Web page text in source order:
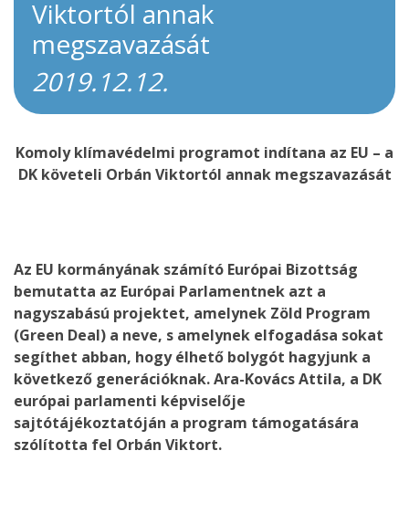
Viktortól annak
megszavazását
2019.12.12.
Komoly klímavédelmi programot indítana az EU – a
DK követeli Orbán Viktortól annak megszavazását
Az EU kormányának számító Európai Bizottság
bemutatta az Európai Parlamentnek azt a
nagyszabású projektet, amelynek Zöld Program
(Green Deal) a neve, s amelynek elfogadása sokat
segíthet abban, hogy élhető bolygót hagyjunk a
következő generációknak. Ara-Kovács Attila, a DK
európai parlamenti képviselője
sajtótájékoztatóján a program támogatására
szólította fel Orbán Viktort.